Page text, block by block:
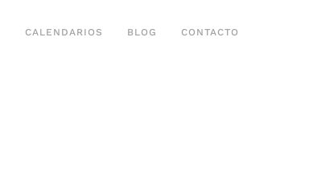
CALENDARIOS BLOG CONTACTO